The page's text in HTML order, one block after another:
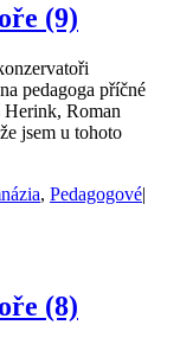
(9)
pedagoga příčné
Roman
jsem u tohoto
, Pedagogové|
(8)